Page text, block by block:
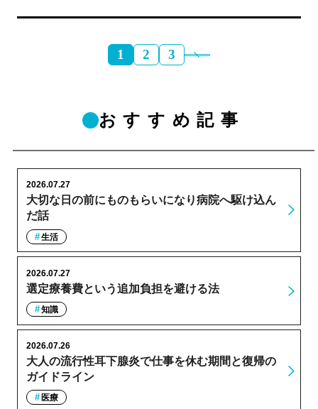
1 2 3
おすすめ記事
大切な日の前にものもらいになり病院へ駆け込ん
だ話
2026.07.27
生活
選定療養費という追加負担を避ける法
2026.07.27
知識
大人の流行性耳下腺炎で仕事を休む期間と復帰の
ガイドライン
2026.07.26
医療